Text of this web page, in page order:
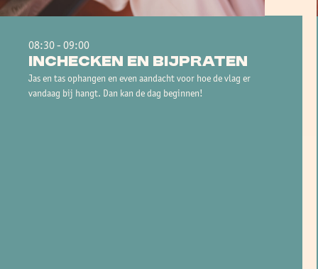
08:30 - 09:00
Inchecken en bijpraten
Jas en tas ophangen en even aandacht voor hoe de vlag er
vandaag bij hangt. Dan kan de dag beginnen!